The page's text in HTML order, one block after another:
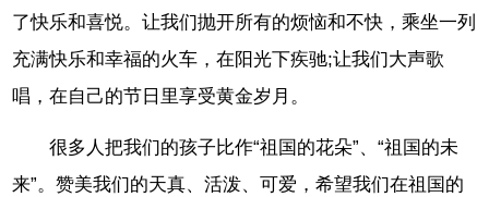
了快乐和喜悦。让我们抛开所有的烦恼和不快，乘坐一列
充满快乐和幸福的火车，在阳光下疾驰;让我们大声歌
唱，在自己的节日里享受黄金岁月。
很多人把我们的孩子比作“祖国的花朵”、“祖国的未
来”。赞美我们的天真、活泼、可爱，希望我们在祖国的